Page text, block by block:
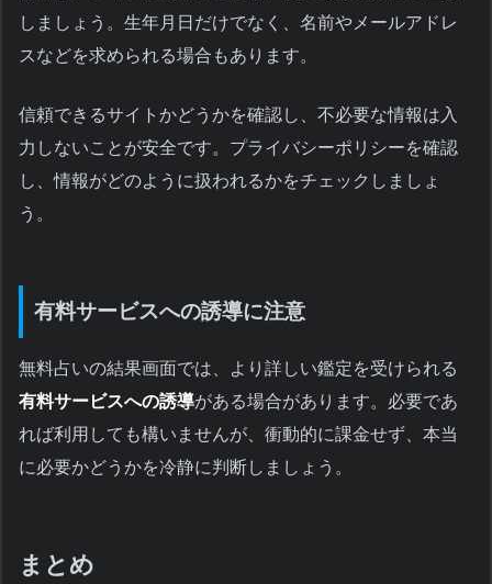
しましょう。生年月日だけでなく、名前やメールアドレ
スなどを求められる場合もあります。
信頼できるサイトかどうかを確認し、不必要な情報は入
力しないことが安全です。プライバシーポリシーを確認
し、情報がどのように扱われるかをチェックしましょ
う。
有料サービスへの誘導に注意
無料占いの結果画面では、より詳しい鑑定を受けられる
有料サービスへの誘導がある場合があります。必要であ
れば利用しても構いませんが、衝動的に課金せず、本当
に必要かどうかを冷静に判断しましょう。
まとめ